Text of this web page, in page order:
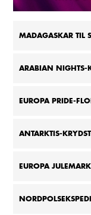
MADAGASKAR TIL
ARABIAN NIGHTS-
EUROPA PRIDE-
ANTARKTIS-
EUROPA